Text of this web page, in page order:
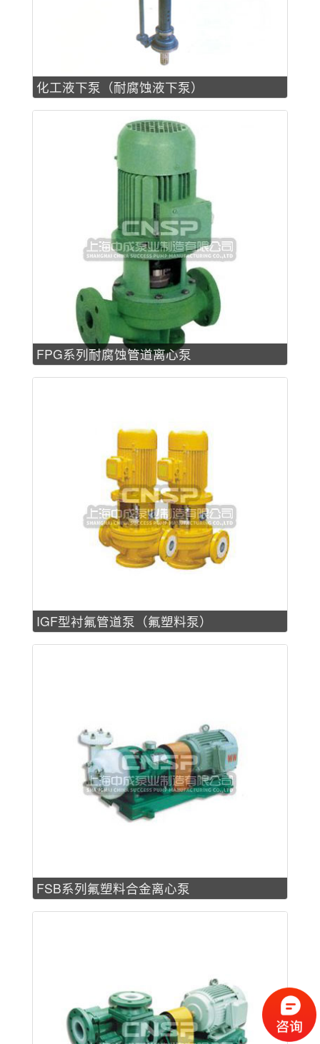
化工液下泵（耐腐蚀液下泵）
FPG系列耐腐蚀管道离心泵
IGF型衬氟管道泵（氟塑料泵）
FSB系列氟塑料合金离心泵